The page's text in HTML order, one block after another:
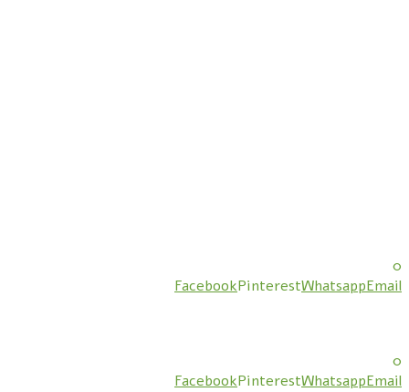
0
FacebookPinterestWhatsappEmail
0
FacebookPinterestWhatsappEmail